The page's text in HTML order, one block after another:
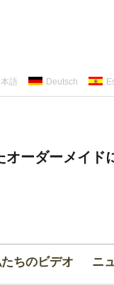
本語 Deutsch
オーダーメイド
ちのビデオ ニ